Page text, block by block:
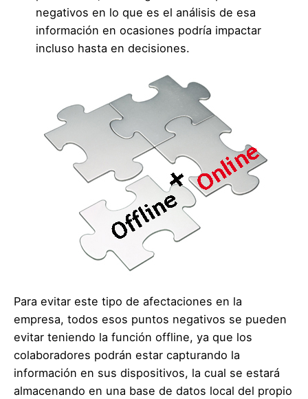
negativos en lo que es el análisis de esa
información en ocasiones podría impactar
incluso hasta en decisiones.
Para evitar este tipo de afectaciones en la
empresa, todos esos puntos negativos se pueden
evitar teniendo la función offline, ya que los
colaboradores podrán estar capturando la
información en sus dispositivos, la cual se estará
almacenando en una base de datos local del propio